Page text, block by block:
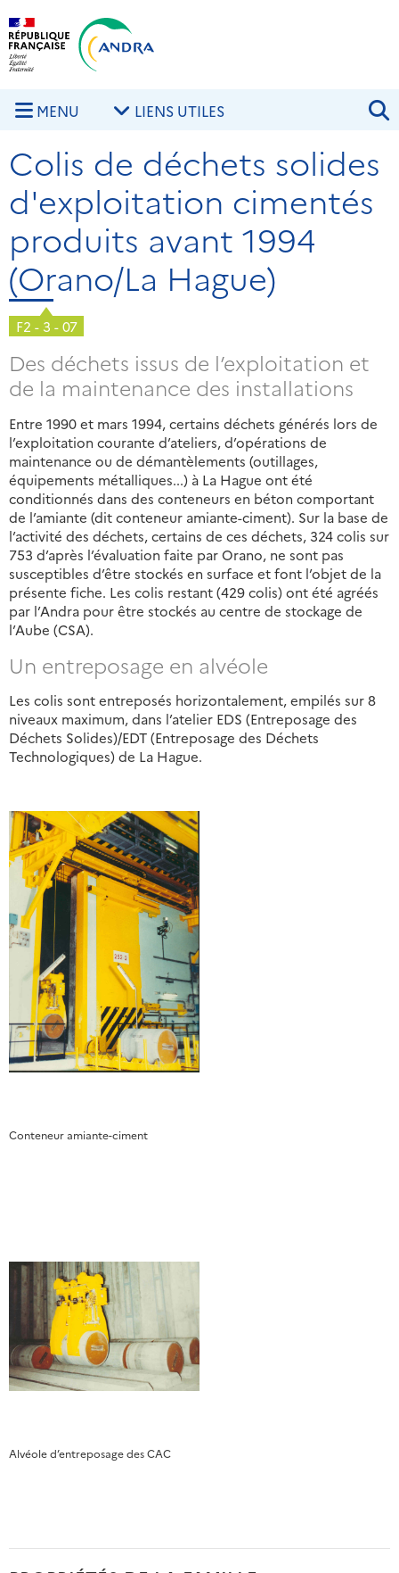
Aller au contenu principal
MENU LIENS UTILES
Colis de déchets solides
d'exploitation cimentés
produits avant 1994
(Orano/La Hague)
F2 - 3 - 07
Des déchets issus de l’exploitation et
de la maintenance des installations
Entre 1990 et mars 1994, certains déchets générés lors de
l’exploitation courante d’ateliers, d’opérations de
maintenance ou de démantèlements (outillages,
équipements métalliques...) à La Hague ont été
conditionnés dans des conteneurs en béton comportant
de l’amiante (dit conteneur amiante-ciment). Sur la base de
l’activité des déchets, certains de ces déchets, 324 colis sur
753 d’après l’évaluation faite par Orano, ne sont pas
susceptibles d’être stockés en surface et font l’objet de la
présente fiche. Les colis restant (429 colis) ont été agréés
par l’Andra pour être stockés au centre de stockage de
l’Aube (CSA).
Un entreposage en alvéole
Les colis sont entreposés horizontalement, empilés sur 8
niveaux maximum, dans l’atelier EDS (Entreposage des
Déchets Solides)/EDT (Entreposage des Déchets
Technologiques) de La Hague.
Conteneur amiante-ciment
Alvéole d’entreposage des CAC